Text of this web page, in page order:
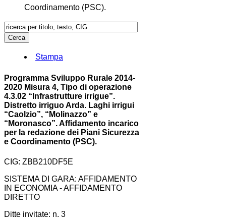
Coordinamento (PSC).
Stampa
Programma Sviluppo Rurale 2014-
2020 Misura 4, Tipo di operazione
4.3.02 “Infrastrutture irrigue”.
Distretto irriguo Arda. Laghi irrigui
“Caolzio”, “Molinazzo” e
“Moronasco”. Affidamento incarico
per la redazione dei Piani Sicurezza
e Coordinamento (PSC).
CIG: ZBB210DF5E
SISTEMA DI GARA: AFFIDAMENTO
IN ECONOMIA - AFFIDAMENTO
DIRETTO
Ditte invitate: n. 3